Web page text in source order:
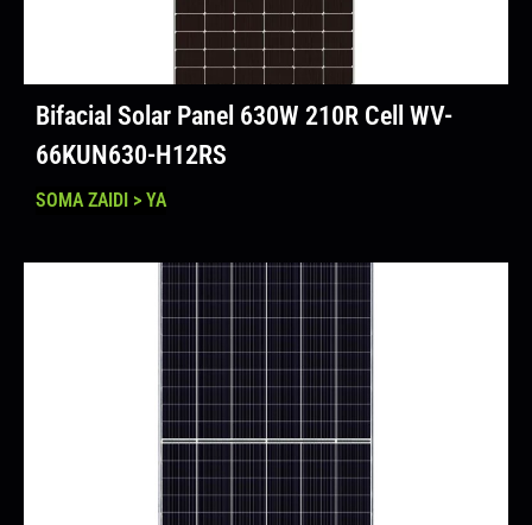
Bifacial Solar Panel 630W 210R Cell WV-
66KUN630-H12RS
SOMA ZAIDI > YA